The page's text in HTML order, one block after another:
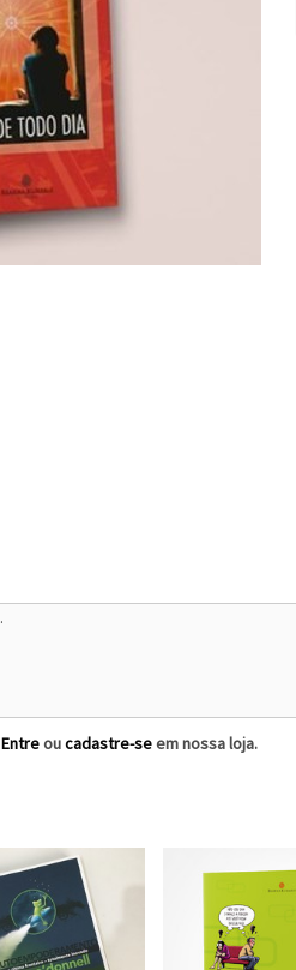
Entreoucadastre-seem nossa loja.